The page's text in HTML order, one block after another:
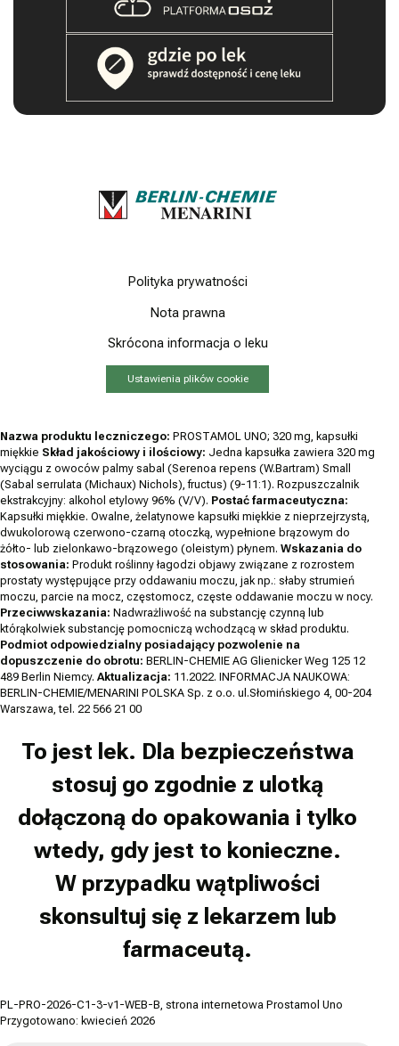
Polityka prywatności
Nota prawna
Skrócona informacja o leku
Ustawienia plików cookie
Nazwa produktu leczniczego: PROSTAMOL UNO; 320 mg, kapsułki
miękkie Skład jakościowy i ilościowy: Jedna kapsułka zawiera 320 mg
wyciągu z owoców palmy sabal (Serenoa repens (W.Bartram) Small
(Sabal serrulata (Michaux) Nichols), fructus) (9-11:1). Rozpuszczalnik
ekstrakcyjny: alkohol etylowy 96% (V/V). Postać farmaceutyczna:
Kapsułki miękkie. Owalne, żelatynowe kapsułki miękkie z nieprzejrzystą,
dwukolorową czerwono-czarną otoczką, wypełnione brązowym do
żółto- lub zielonkawo-brązowego (oleistym) płynem. Wskazania do
stosowania: Produkt roślinny łagodzi objawy związane z rozrostem
prostaty występujące przy oddawaniu moczu, jak np.: słaby strumień
moczu, parcie na mocz, częstomocz, częste oddawanie moczu w nocy.
Przeciwwskazania: Nadwrażliwość na substancję czynną lub
którąkolwiek substancję pomocniczą wchodzącą w skład produktu.
Podmiot odpowiedzialny posiadający pozwolenie na
dopuszczenie do obrotu: BERLIN-CHEMIE AG Glienicker Weg 125 12
489 Berlin Niemcy. Aktualizacja: 11.2022. INFORMACJA NAUKOWA:
BERLIN-CHEMIE/MENARINI POLSKA Sp. z o.o. ul.Słomińskiego 4, 00-204
Warszawa, tel. 22 566 21 00
To jest lek. Dla bezpieczeństwa
stosuj go zgodnie z ulotką
dołączoną do opakowania i tylko
wtedy, gdy jest to konieczne.
W przypadku wątpliwości
skonsultuj się z lekarzem lub
farmaceutą.
PL-PRO-2026-C1-3-v1-WEB-B, strona internetowa Prostamol Uno
Przygotowano: kwiecień 2026